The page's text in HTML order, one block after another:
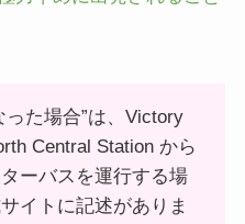
った場合”は、Victory
Central Station から
ーバスを運行する場
イトに記述がありま